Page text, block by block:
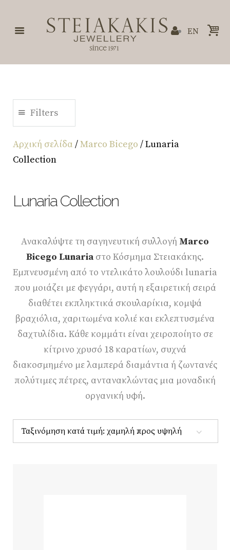
EN
Filters
Αρχική σελίδα /Marco Bicego / Lunaria
Collection
Lunaria Collection
Ανακαλύψτε τη σαγηνευτική συλλογή Marco
Bicego Lunaria στο Κόσμημα Στειακάκης.
Εμπνευσμένη από το ντελικάτο λουλούδι lunaria
που μοιάζει με φεγγάρι, αυτή η εξαιρετική σειρά
διαθέτει εκπληκτικά σκουλαρίκια, κομψά
βραχιόλια, χαριτωμένα κολιέ και εκλεπτυσμένα
δαχτυλίδια. Κάθε κομμάτι είναι χειροποίητο σε
κίτρινο χρυσό 18 καρατίων, συχνά
διακοσμημένο με λαμπερά διαμάντια ή ζωντανές
πολύτιμες πέτρες, αντανακλώντας μια μοναδική
οργανική υφή.